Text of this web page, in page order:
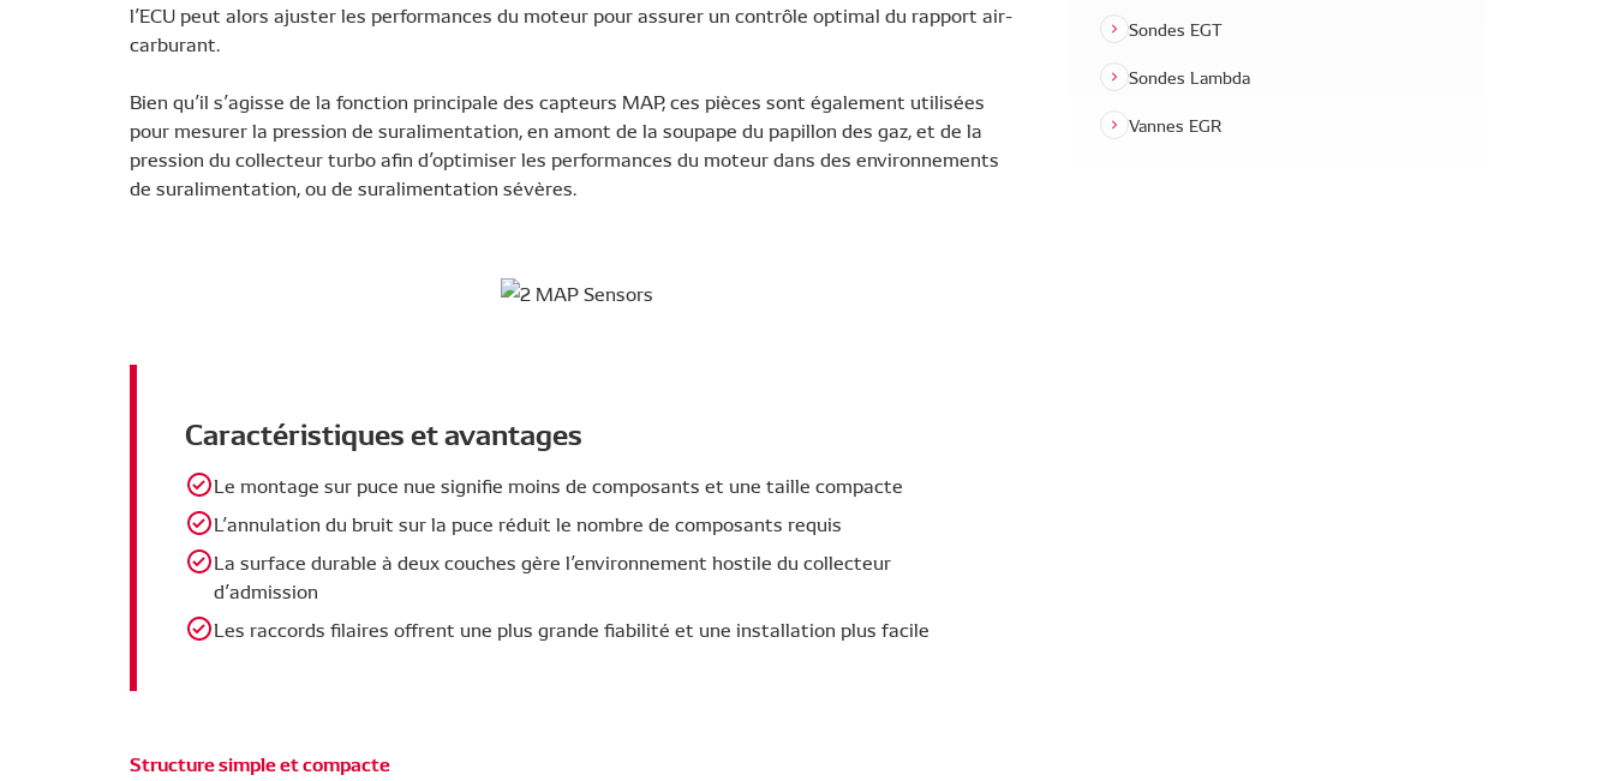
l’ECU peut alors ajuster les performances du moteur pour assurer un contrôle optimal du rapport air-
carburant.
Bien qu’il s’agisse de la fonction principale des capteurs MAP, ces pièces sont également utilisées
pour mesurer la pression de suralimentation, en amont de la soupape du papillon des gaz, et de la
pression du collecteur turbo afin d’optimiser les performances du moteur dans des environnements
de suralimentation, ou de suralimentation sévères.
Caractéristiques et avantages
Le montage sur puce nue signifie moins de composants et une taille compacte
L’annulation du bruit sur la puce réduit le nombre de composants requis
La surface durable à deux couches gère l’environnement hostile du collecteur
d’admission
Les raccords filaires offrent une plus grande fiabilité et une installation plus facile
Structure simple et compacte
Sondes EGT
Sondes Lambda
Vannes EGR